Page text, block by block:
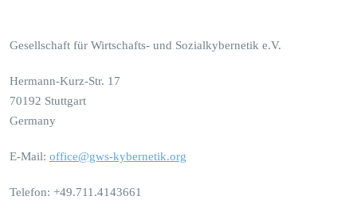
Gesellschaft für Wirtschafts- und Sozialkybernetik e.V.
Hermann-Kurz-Str. 17
70192 Stuttgart
Germany
E-Mail: office@gws-kybernetik.org
Telefon: +49.711.4143661